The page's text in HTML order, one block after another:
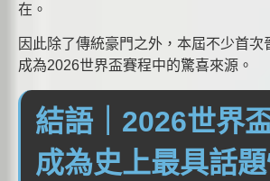
在。
因此除了傳統豪門之外，本屆不少首次
成為2026世界盃賽程中的驚喜來源。
結語｜2026世界
成為史上最具話